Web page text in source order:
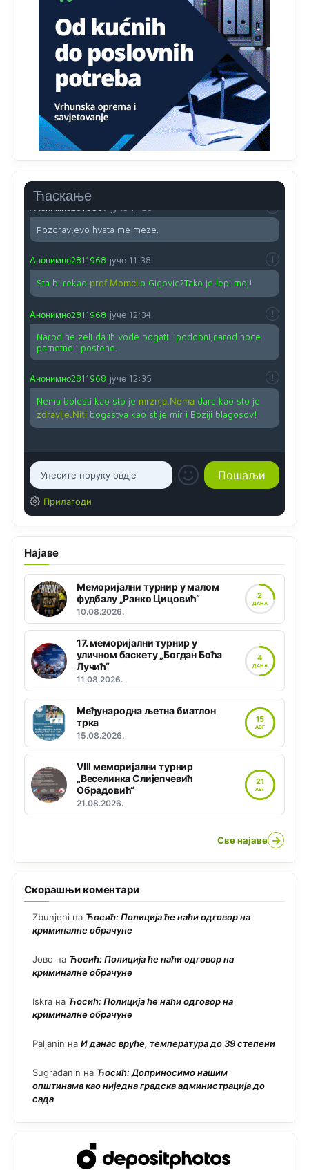
Ћаскање
Анонимно2810587 јуче 11:13
Proguglajte
Анонимно2810587 јуче
O kako su cudni lvi ljudi,uzeli bi sve da mogu...a ja srce
svima fajem,radujem se tudjoj sreci.I ko ima i ko nema
na iso ce mjesto leci!
Анонимно2810587 јуче
11:24
Pozdrav,evo hvata me meze.
Анонимно2811968 јуче 11:38
Sta bi rekao prof.Momcilo Gigovic?Tako je lepi moj!
Анонимно2811968 јуче 12:34
Narod ne zeli da ih vode bogati i podobni,narod hoce
pametne i postene.
Анонимно2811968 јуче 12:35
Nema bolesti kao sto je mrznja.Nemadara kao sto je
zdravlje.Niti bogastva kao st je mir i Boziji blagosov!
Прилагоди
Најаве
Меморијални турнир у малом
фудбалу „Ранко Цицовић“
10.08.2026.
2
ДАНА
17. меморијални турнир у
уличном баскету „Богдан Боћа
Лучић“
11.08.2026.
4
ДАНА
Међународна љетна биатлон
трка
15.08.2026.
15
АВГ
VIII меморијални турнир
„Веселинка Слијепчевић
Обрадовић“
21.08.2026.
21
АВГ
Све најаве →
Скорашњи коментари
Zbunjeni на Ћосић: Полиција ће наћи одговор на
криминалне обрачуне
Јово на Ћосић: Полиција ће наћи одговор на
криминалне обрачуне
Iskra на Ћосић: Полиција ће наћи одговор на
криминалне обрачуне
Paljanin на И данас вруће, температура до 39 степени
Sugrađanin на Ћосић: Доприносимо нашим
општинама као ниједна градска администрација до
сада